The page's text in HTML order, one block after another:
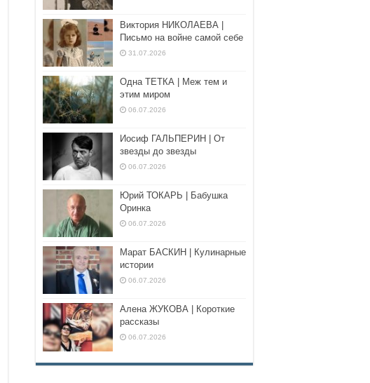
Виктория НИКОЛАЕВА |
Письмо на войне самой себе
31.07.2026
Одна ТЕТКА | Меж тем и
этим миром
06.07.2026
Иосиф ГАЛЬПЕРИН | От
звезды до звезды
06.07.2026
Юрий ТОКАРЬ | Бабушка
Оринка
06.07.2026
Марат БАСКИН | Кулинарные
истории
06.07.2026
Алена ЖУКОВА | Короткие
рассказы
06.07.2026